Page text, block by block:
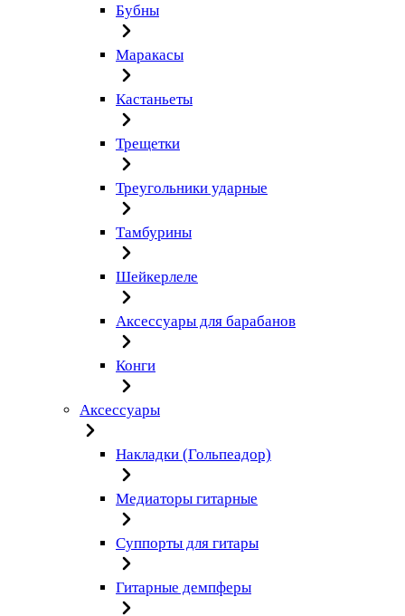
Бубны
Маракасы
Кастаньеты
Трещетки
Треугольники ударные
Тамбурины
Шейкерлеле
Аксессуары для барабанов
Конги
Аксессуары
Накладки (Гольпеадор)
Медиаторы гитарные
Суппорты для гитары
Гитарные демпферы